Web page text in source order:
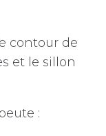
contour de
et le sillon
: